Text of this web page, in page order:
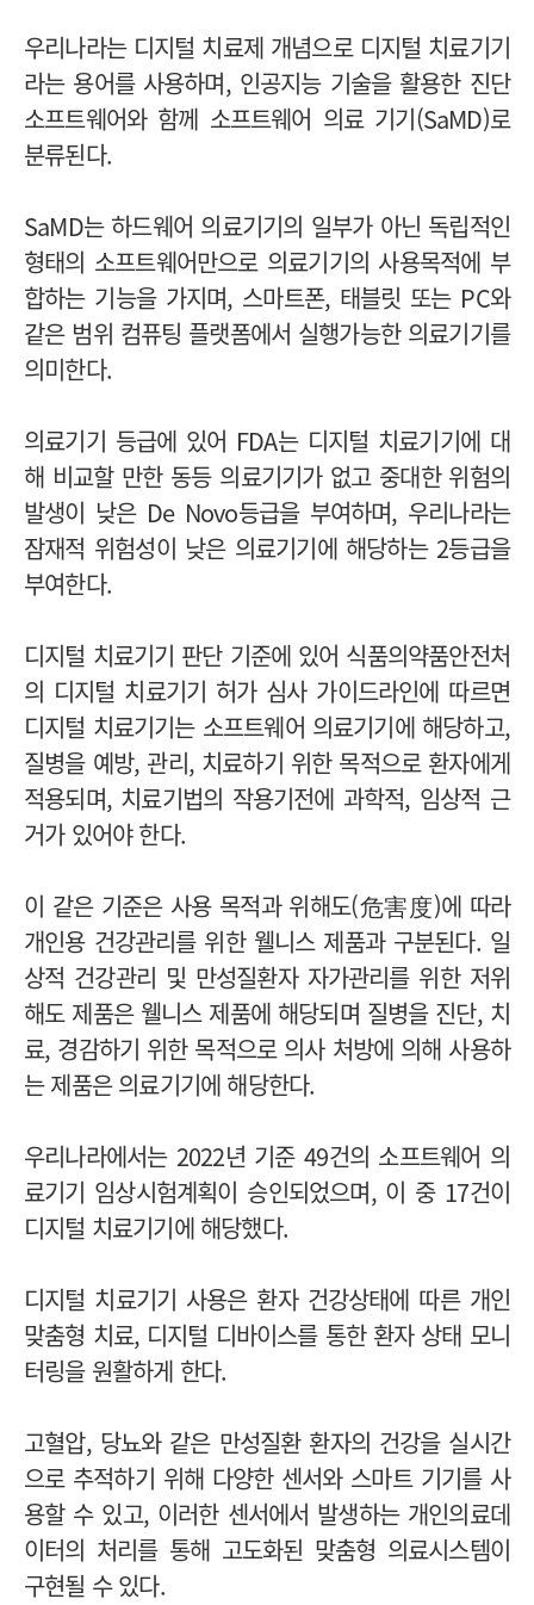
우리나라는 디지털 치료제 개념으로 디지털 치료기기
라는 용어를 사용하며, 인공지능 기술을 활용한 진단
소프트웨어와 함께 소프트웨어 의료 기기(SaMD)로
분류된다.
SaMD는 하드웨어 의료기기의 일부가 아닌 독립적인
형태의 소프트웨어만으로 의료기기의 사용목적에 부
합하는 기능을 가지며, 스마트폰, 태블릿 또는 PC와
같은 범위 컴퓨팅 플랫폼에서 실행가능한 의료기기를
의미한다.
의료기기 등급에 있어 FDA는 디지털 치료기기에 대
해 비교할 만한 동등 의료기기가 없고 중대한 위험의
발생이 낮은 De Novo등급을 부여하며, 우리나라는
잠재적 위험성이 낮은 의료기기에 해당하는 2등급을
부여한다.
디지털 치료기기 판단 기준에 있어 식품의약품안전처
의 디지털 치료기기 허가 심사 가이드라인에 따르면
디지털 치료기기는 소프트웨어 의료기기에 해당하고,
질병을 예방, 관리, 치료하기 위한 목적으로 환자에게
적용되며, 치료기법의 작용기전에 과학적, 임상적 근
거가 있어야 한다.
이 같은 기준은 사용 목적과 위해도(危害度)에 따라
개인용 건강관리를 위한 웰니스 제품과 구분된다. 일
상적 건강관리 및 만성질환자 자가관리를 위한 저위
해도 제품은 웰니스 제품에 해당되며 질병을 진단, 치
료, 경감하기 위한 목적으로 의사 처방에 의해 사용하
는 제품은 의료기기에 해당한다.
우리나라에서는 2022년 기준 49건의 소프트웨어 의
료기기 임상시험계획이 승인되었으며, 이 중 17건이
디지털 치료기기에 해당했다.
디지털 치료기기 사용은 환자 건강상태에 따른 개인
맞춤형 치료, 디지털 디바이스를 통한 환자 상태 모니
터링을 원활하게 한다.
고혈압, 당뇨와 같은 만성질환 환자의 건강을 실시간
으로 추적하기 위해 다양한 센서와 스마트 기기를 사
용할 수 있고, 이러한 센서에서 발생하는 개인의료데
이터의 처리를 통해 고도화된 맞춤형 의료시스템이
구현될 수 있다.